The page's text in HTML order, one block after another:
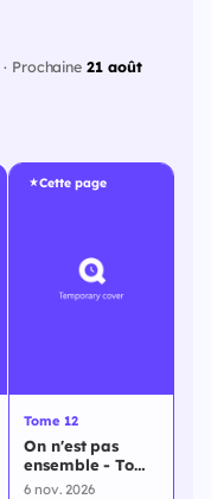
· Prochaine21 août
Cette page
Tome 12
On n'est pas
ensemble - Tome
12
6 nov. 2026